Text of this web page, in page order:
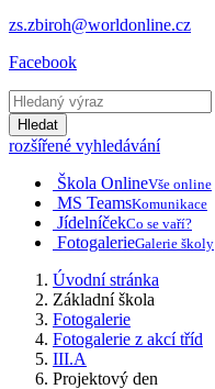
zs.zbiroh@worldonline.cz
Facebook
Hledat
rozšířené vyhledávání
Škola OnlineVše online
MS TeamsKomunikace
JídelníčekCo se vaří?
FotogalerieGalerie školy
Úvodní stránka
Základní škola
Fotogalerie
Fotogalerie z akcí tříd
III.A
Projektový den